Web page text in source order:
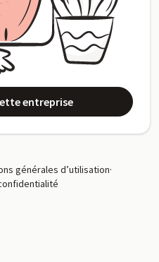
entreprise
générales d’utilisation·